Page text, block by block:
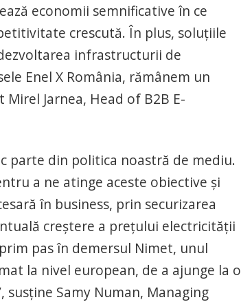
economii semnificative în ce
crescută. În plus, soluțiile
infrastructurii de
Enel X România, rămânem un
Jarnea, Head of B2B E-
parte din politica noastră de mediu.
a ne atinge aceste obiective și
în business, prin securizarea
creștere a prețului electricității
pas în demersul Nimet, unul
la nivel european, de a ajunge la o
Samy Numan, Managing